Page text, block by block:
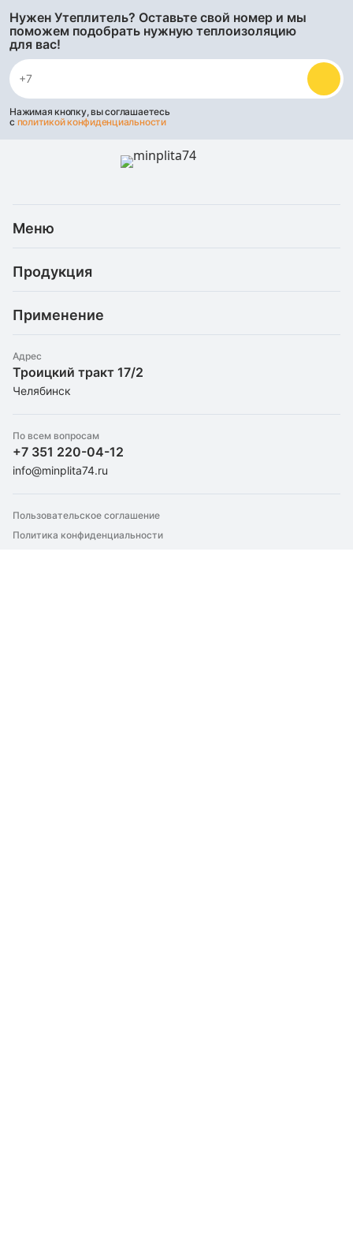
Нужен Утеплитель? Оставьте свой номер и мы
поможем подобрать нужную теплоизоляцию
для вас!
Нажимая кнопку, вы соглашаетесь
с политикой конфиденциальности
Меню
Услуги
Доставка и оплата
О компании
Утеплители оптом
Контакты
Продукция
Базальтовая теплоизоляция
Штапельное стекловолокно
Экструдированный пенополистирол
Пенопласт
Применение
Для бани/сауны
Для вентиляции
Для камина
Для металлических дверей
Для перегородок
Для пола
Для теплого пола
Для труб
Адрес
Троицкий тракт 17/2
Челябинск
По всем вопросам
+7 351 220-04-12
info@minplita74.ru
Пользовательское соглашение
Политика конфиденциальности